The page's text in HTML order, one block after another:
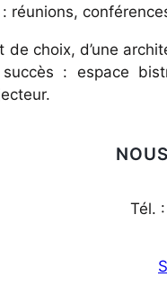
réunions,
de choix, d’une
: espace
Tél.